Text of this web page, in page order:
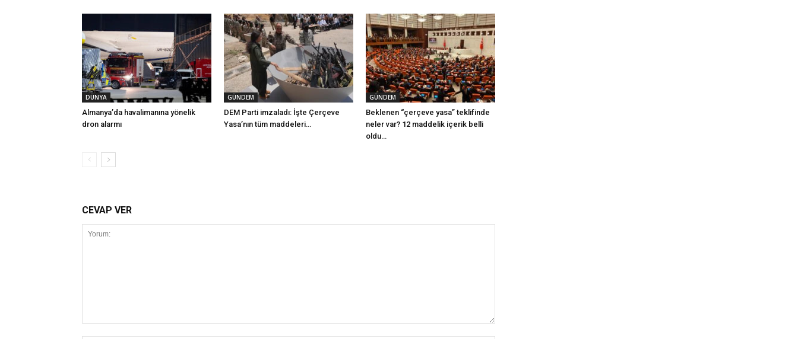
DÜNYA
Almanya’da havalimanına yönelik
dron alarmı
GÜNDEM
DEM Parti imzaladı: İşte Çerçeve
Yasa’nın tüm maddeleri…
GÜNDEM
Beklenen “çerçeve yasa” teklifinde
neler var? 12 maddelik içerik belli
oldu…
CEVAP VER